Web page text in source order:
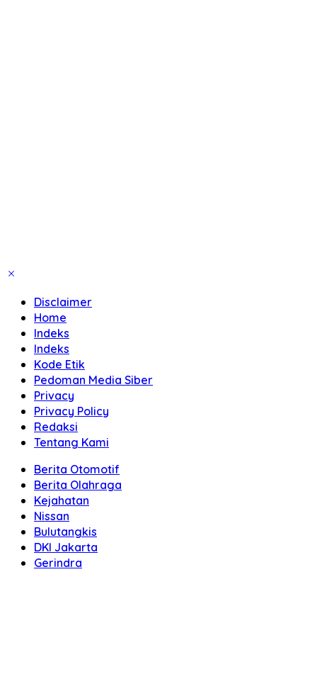
Disclaimer
Home
Indeks
Indeks
Kode Etik
Pedoman Media Siber
Privacy
Privacy Policy
Redaksi
Tentang Kami
Berita Otomotif
Berita Olahraga
Kejahatan
Nissan
Bulutangkis
DKI Jakarta
Gerindra